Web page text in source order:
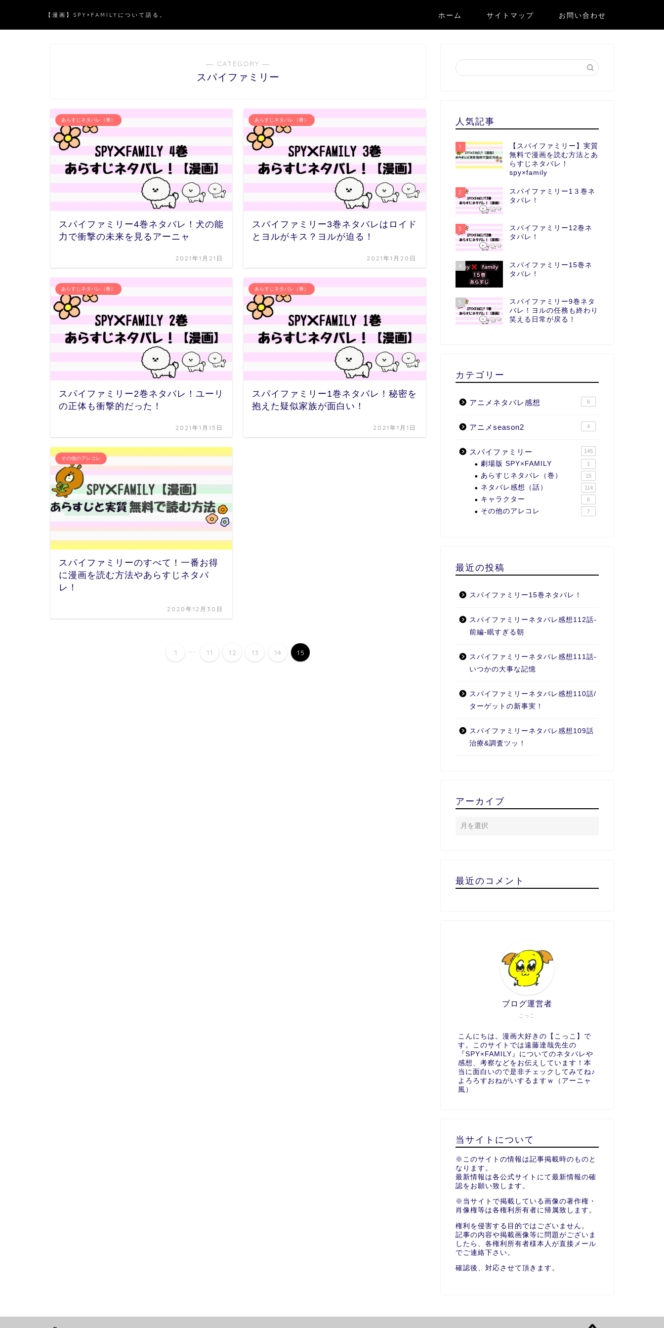
【漫画】SPY×FAMILYについて語る。 ホーム サイトマップ お問い合わせ
― CATEGORY ―
スパイファミリー
あらすじネタバレ（巻）
スパイファミリー4巻ネタバレ！犬の能
力で衝撃の未来を見るアーニャ
2021年1月21日
あらすじネタバレ（巻）
スパイファミリー3巻ネタバレはロイド
とヨルがキス？ヨルが迫る！
2021年1月20日
あらすじネタバレ（巻）
スパイファミリー2巻ネタバレ！ユーリ
の正体も衝撃的だった！
2021年1月15日
あらすじネタバレ（巻）
スパイファミリー1巻ネタバレ！秘密を
抱えた疑似家族が面白い！
2021年1月1日
その他のアレコレ
スパイファミリーのすべて！一番お得
に漫画を読む方法やあらすじネタバ
レ！
2020年12月30日
1 ... 11 12 13 14 15
人気記事
1
【スパイファミリー】実質
無料で漫画を読む方法とあ
らすじネタバレ！
spy×family
2
スパイファミリー1３巻ネ
タバレ！
3
スパイファミリー12巻ネ
タバレ！
4
スパイファミリー15巻ネ
タバレ！
5
スパイファミリー9巻ネタ
バレ！ヨルの任務も終わり
笑える日常が戻る！
カテゴリー
アニメネタバレ感想 6
アニメseason2 4
スパイファミリー 145
劇場版 SPY×FAMILY 1
あらすじネタバレ（巻） 15
ネタバレ感想（話） 114
キャラクター 8
その他のアレコレ 7
最近の投稿
スパイファミリー15巻ネタバレ！
スパイファミリーネタバレ感想112話-
前編-眠すぎる朝
スパイファミリーネタバレ感想111話-
いつかの大事な記憶
スパイファミリーネタバレ感想110話/
ターゲットの新事実！
スパイファミリーネタバレ感想109話
治療&調査ツッ！
アーカイブ
最近のコメント
こっこ
ブログ運営者
こんにちは。漫画大好きの【こっこ】で
す。このサイトでは遠藤達哉先生の
『SPY×FAMILY』についてのネタバレや
感想、考察などをお伝えしています！本
当に面白いので是非チェックしてみてね♪
よろろすおねがいするますｗ（アーニャ
風）
当サイトについて
※このサイトの情報は記事掲載時のものと
なります。
最新情報は各公式サイトにて最新情報の確
認をお願い致します。
※当サイトで掲載している画像の著作権・
肖像権等は各権利所有者に帰属致します。
権利を侵害する目的ではございません。
記事の内容や掲載画像等に問題がございま
したら、各権利所有者様本人が直接メール
でご連絡下さい。
確認後、対応させて頂きます。